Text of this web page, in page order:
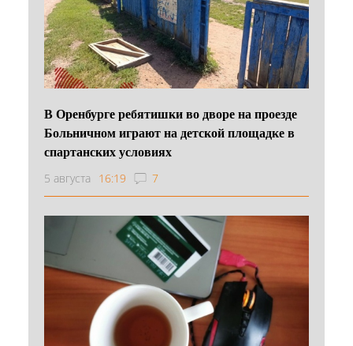
В Оренбурге ребятишки во дворе на проезде
Больничном играют на детской площадке в
спартанских условиях
5 августа 16:19 7